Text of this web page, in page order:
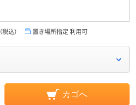
（税込） 置き場所指定 利用可
カゴへ